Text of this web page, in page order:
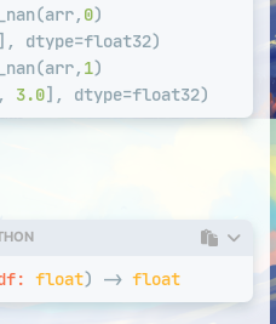
0)
], dtype=float32)
1)
, 3.0], dtype=float32)
float) -> float